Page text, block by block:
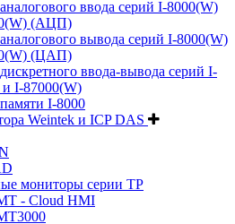
ввода серий I-8000(W)
(АЦП)
вывода серий I-8000(W)
(ЦАП)
ввода-вывода серий I-
I-87000(W)
I-8000
Weintek и ICP DAS
мониторы серии TP
- Cloud HMI